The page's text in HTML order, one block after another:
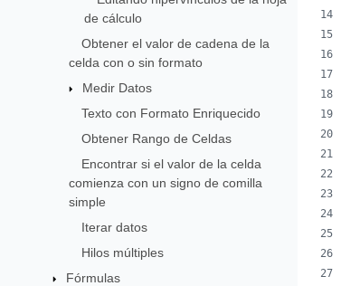
de cálculo
Obtener el valor de cadena de la
celda con o sin formato
Medir Datos
Texto con Formato Enriquecido
Obtener Rango de Celdas
Encontrar si el valor de la celda
comienza con un signo de comilla
simple
Iterar datos
Hilos múltiples
Fórmulas